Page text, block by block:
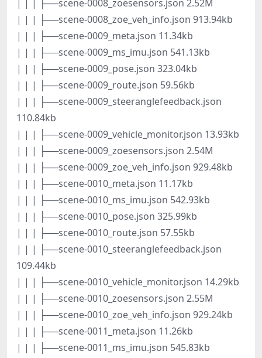
| | | ├──scene-0008_zoesensors.json 2.52M
| | | ├──scene-0008_zoe_veh_info.json 913.94kb
| | | ├──scene-0009_meta.json 11.34kb
| | | ├──scene-0009_ms_imu.json 541.13kb
| | | ├──scene-0009_pose.json 323.04kb
| | | ├──scene-0009_route.json 59.56kb
| | | ├──scene-0009_steeranglefeedback.json
110.84kb
| | | ├──scene-0009_vehicle_monitor.json 13.93kb
| | | ├──scene-0009_zoesensors.json 2.54M
| | | ├──scene-0009_zoe_veh_info.json 929.48kb
| | | ├──scene-0010_meta.json 11.17kb
| | | ├──scene-0010_ms_imu.json 542.93kb
| | | ├──scene-0010_pose.json 325.99kb
| | | ├──scene-0010_route.json 57.55kb
| | | ├──scene-0010_steeranglefeedback.json
109.44kb
| | | ├──scene-0010_vehicle_monitor.json 14.29kb
| | | ├──scene-0010_zoesensors.json 2.55M
| | | ├──scene-0010_zoe_veh_info.json 929.24kb
| | | ├──scene-0011_meta.json 11.26kb
| | | ├──scene-0011_ms_imu.json 545.83kb